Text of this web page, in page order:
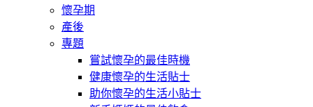
懷孕期
產後
專題
嘗試懷孕的最佳時機
健康懷孕的生活貼士
助你懷孕的生活小貼士